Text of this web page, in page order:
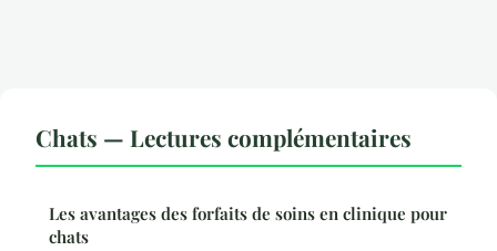
Chats — Lectures complémentaires
Les avantages des forfaits de soins en clinique pour
chats